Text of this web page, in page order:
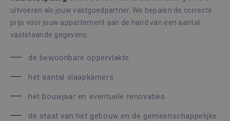
uitvoeren als jouw vastgoedpartner. We bepalen de correcte
prijs voor jouw appartement aan de hand van een aantal
vaststaande gegevens:
de bewoonbare oppervlakte
het aantal slaapkamers
het bouwjaar en eventuele renovaties
de staat van het gebouw en de gemeenschappelijke